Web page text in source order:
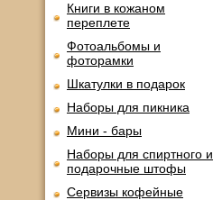
Книги в кожаном
переплете
Фотоальбомы и
фоторамки
Шкатулки в подарок
Наборы для пикника
Мини - бары
Наборы для спиртного и
подарочные штофы
Сервизы кофейные